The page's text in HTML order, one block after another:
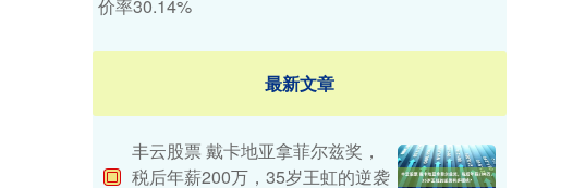
价率30.14%
最新文章
丰云股票 戴卡地亚拿菲尔兹奖，
税后年薪200万，35岁王虹的逆袭